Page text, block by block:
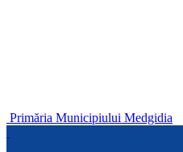
Primăria Municipiului Medgidia